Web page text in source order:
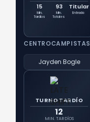
15
Min.
Tardíos
93
Min.
Totales
Titular
Entrada
CENTROCAMPISTAS
Jayden Bogle
TURNO TARDÍO
12
MIN. TARDÍOS